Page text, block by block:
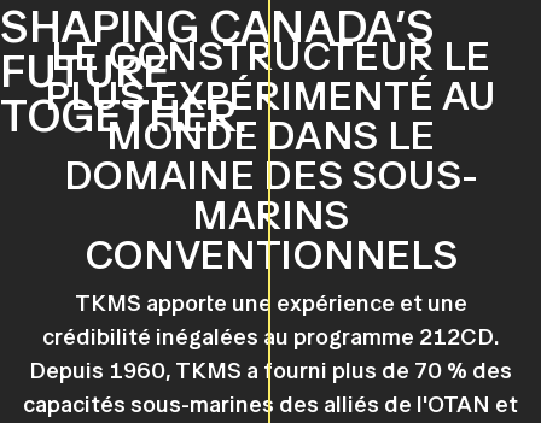
SHAPING CANADA’S
FUTURE
TOGETHER.
LE CONSTRUCTEUR LE
PLUS EXPÉRIMENTÉ AU
MONDE DANS LE
DOMAINE DES SOUS-
MARINS
CONVENTIONNELS
TKMS apporte une expérience et une
crédibilité inégalées au programme 212CD.
Depuis 1960, TKMS a fourni plus de 70 % des
capacités sous-marines des alliés de l'OTAN et